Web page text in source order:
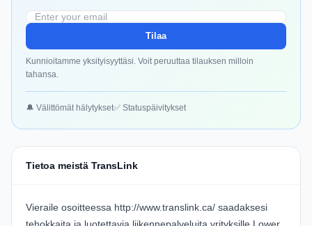
Tilaa
Kunnioitamme yksityisyyttäsi. Voit peruuttaa tilauksen milloin
tahansa.
🔔 Välittömät hälytykset✅ Statuspäivitykset
Tietoa meistä TransLink
Vieraile osoitteessa http://www.translink.ca/ saadaksesi